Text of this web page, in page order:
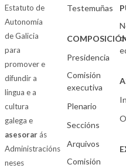
Estatuto de
Autonomía
de Galicia
para
promover e
difundir a
lingua e a
cultura
galega e
asesorarás
Administracións
neses
Testemuñas
Presidencia
Comisión
executiva
Plenario
Seccións
Arquivos
Comisión